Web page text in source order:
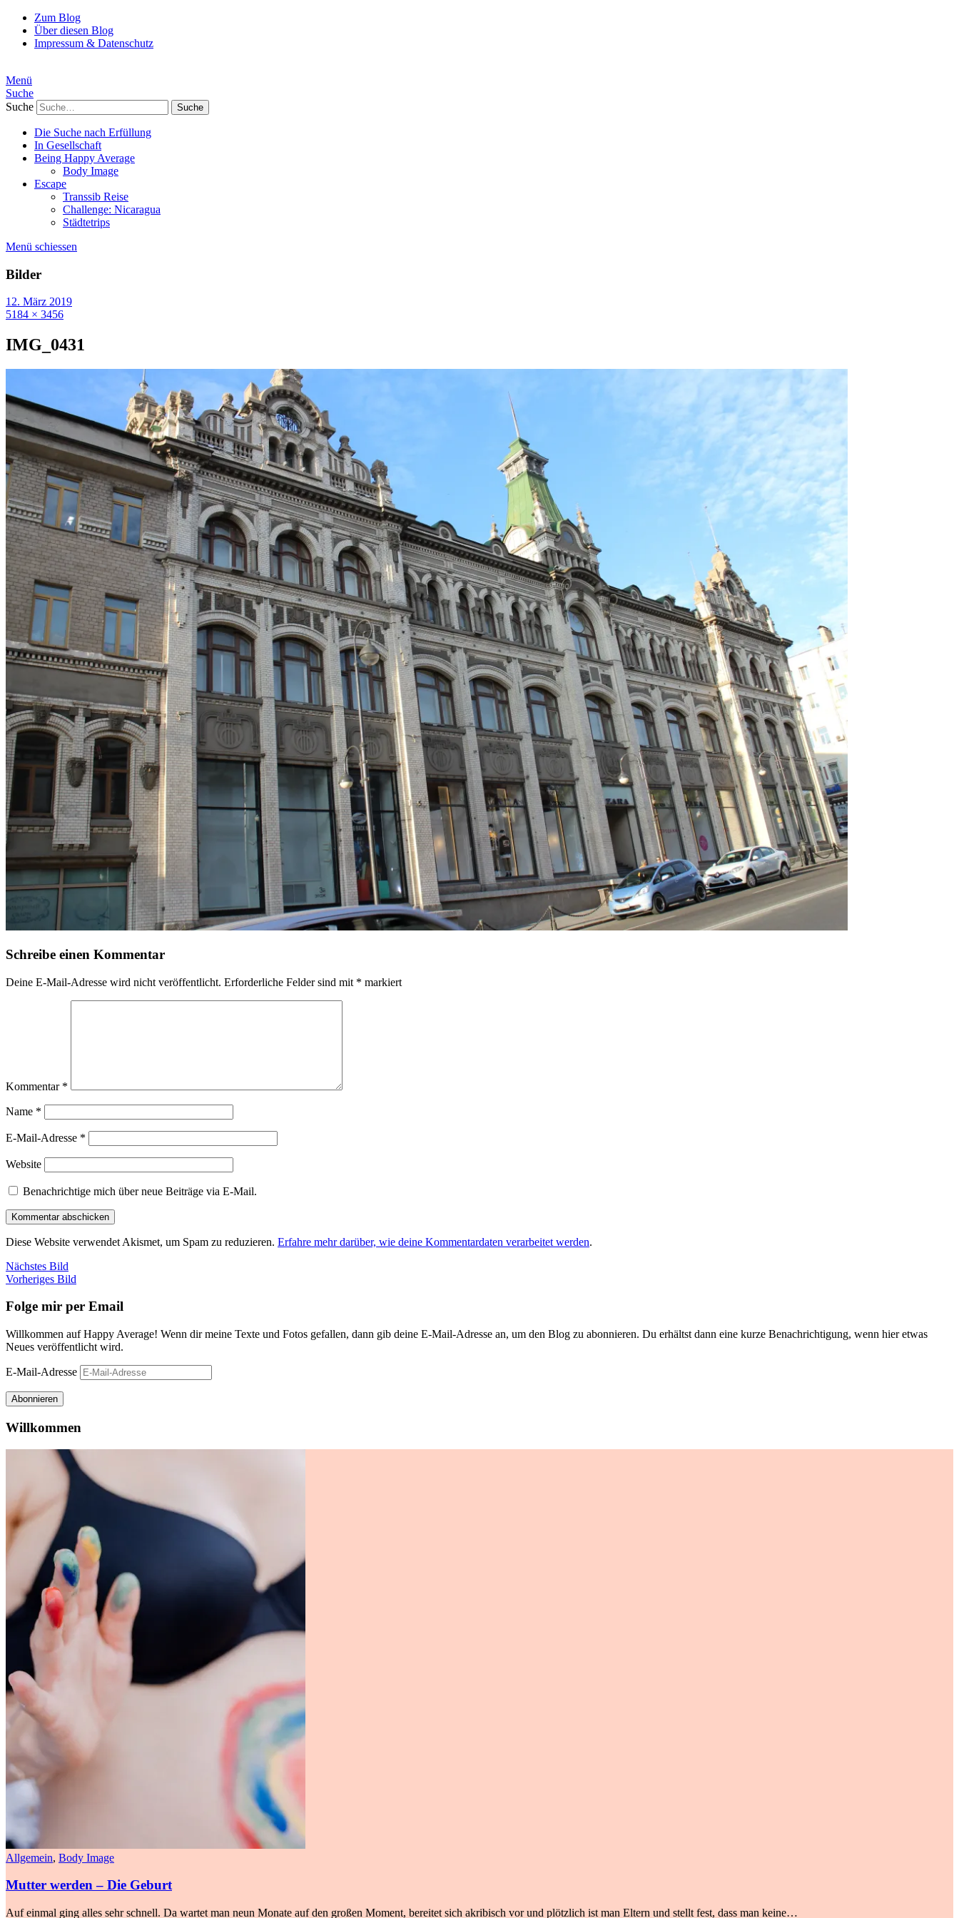
Zum Blog
Über diesen Blog
Impressum & Datenschutz
Menü
Suche
Suche
Die Suche nach Erfüllung
In Gesellschaft
Being Happy Average
Body Image
Escape
Transsib Reise
Challenge: Nicaragua
Städtetrips
Menü schiessen
Bilder
12. März 2019
5184 × 3456
IMG_0431
Schreibe einen Kommentar
Deine E-Mail-Adresse wird nicht veröffentlicht. Erforderliche Felder sind mit * markiert
Kommentar *
Name *
E-Mail-Adresse *
Website
Benachrichtige mich über neue Beiträge via E-Mail.
Diese Website verwendet Akismet, um Spam zu reduzieren. Erfahre mehr darüber, wie deine Kommentardaten verarbeitet werden.
Nächstes Bild
Vorheriges Bild
Folge mir per Email
Willkommen auf Happy Average! Wenn dir meine Texte und Fotos gefallen, dann gib deine E-Mail-Adresse an, um den Blog zu abonnieren. Du erhältst dann eine kurze Benachrichtigung, wenn hier etwas
Neues veröffentlicht wird.
E-Mail-Adresse
Abonnieren
Willkommen
Allgemein, Body Image
Mutter werden – Die Geburt
Auf einmal ging alles sehr schnell. Da wartet man neun Monate auf den großen Moment, bereitet sich akribisch vor und plötzlich ist man Eltern und stellt fest, dass man keine…